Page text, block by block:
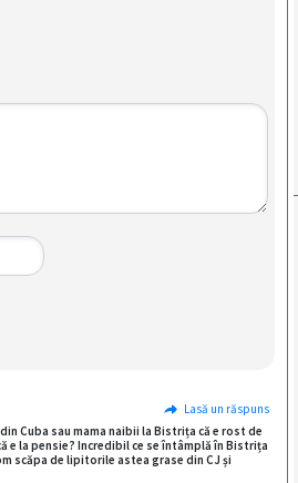
Lasă un răspuns
Cuba sau mama naibii la Bistrița că e rost de
e la pensie? Incredibil ce se întâmplă în Bistrița
scăpa de lipitorile astea grase din CJ și